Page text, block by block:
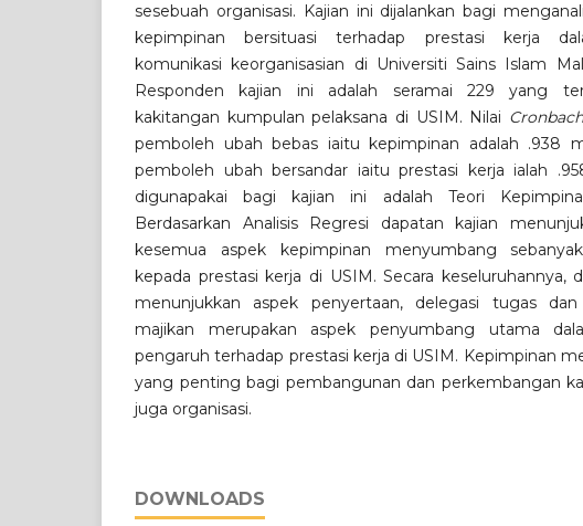
sesebuah organisasi. Kajian ini dijalankan bagi
kepimpinan bersituasi terhadap prestasi kerja
komunikasi keorganisasian di Universiti Sains Islam
Responden kajian ini adalah seramai 229 yang
kakitangan kumpulan pelaksana di USIM. Nilai
pemboleh ubah bebas iaitu kepimpinan adalah .938
pemboleh ubah bersandar iaitu prestasi kerja ialah
digunapakai bagi kajian ini adalah Teori
Berdasarkan Analisis Regresi dapatan kajian
kesemua aspek kepimpinan menyumbang
kepada prestasi kerja di USIM. Secara keseluruhannya,
menunjukkan aspek penyertaan, delegasi tugas
majikan merupakan aspek penyumbang utama
pengaruh terhadap prestasi kerja di USIM. Kepimpinan
yang penting bagi pembangunan dan perkembangan
juga organisasi.
DOWNLOADS